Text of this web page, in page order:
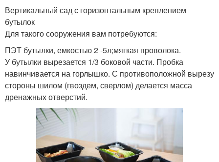
Вертикальный сад с горизонтальным креплением
бутылок
Для такого сооружения вам потребуются:
ПЭТ бутылки, емкостью 2 -5л;мягкая проволока.
У бутылки вырезается 1/3 боковой части. Пробка
навинчивается на горлышко. С противоположной вырезу
стороны шилом (гвоздем, сверлом) делается масса
дренажных отверстий.